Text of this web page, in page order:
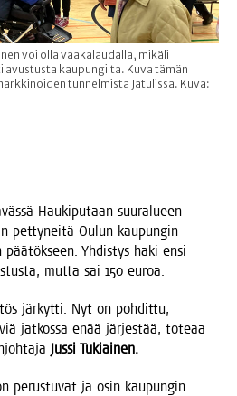
voi olla vaakalaudalla, mikäli
kaupungilta. Kuva tämän
tunnelmista Jatulissa. Kuva:
Hau­ki­pu­taan suur­alu­een
pet­ty­nei­tä Oulun kau­pun­gin
Yhdis­tys haki ensi
mut­ta sai 150 euroa.
jär­kyt­ti. Nyt on poh­dit­tu,
jat­kos­sa enää jär­jes­tää, tote­aa
Jus­si Tukiainen.
perus­tu­vat ja osin kau­pun­gin